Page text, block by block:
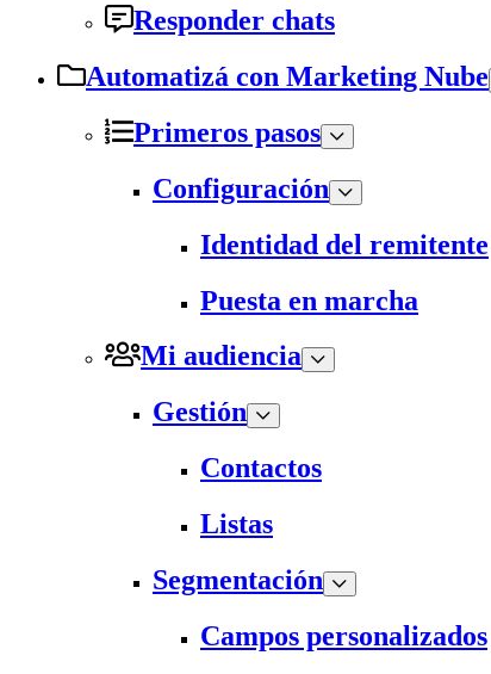
Responder chats
Automatizá con Marketing Nube
Primeros pasos
Configuración
Identidad del remitente
Puesta en marcha
Mi audiencia
Gestión
Contactos
Listas
Segmentación
Campos personalizados